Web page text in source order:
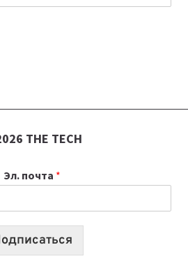
THE TECH
Эл. почта *